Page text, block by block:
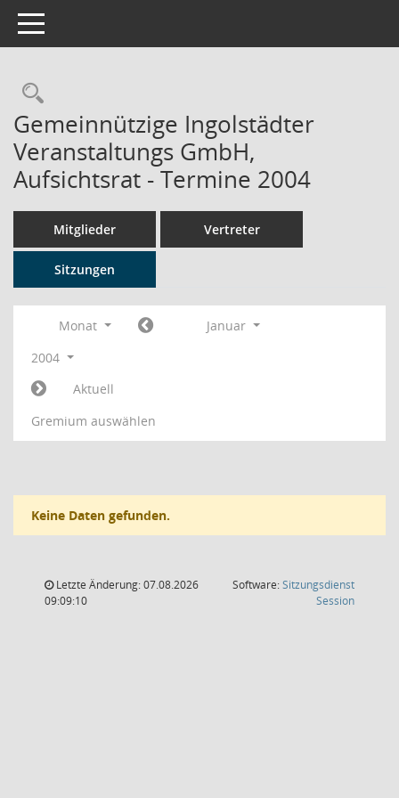
Toggle navigation
Rechercheauswahl
Gemeinnützige Ingolstädter
Veranstaltungs GmbH,
Aufsichtsrat - Termine 2004
Mitglieder Vertreter
Sitzungen
Monat
Januar
2004
Aktuell
Gremium auswählen
Keine Daten gefunden.
Letzte Änderung: 07.08.2026
09:09:10
Software:Sitzungsdienst
Session(Wird in